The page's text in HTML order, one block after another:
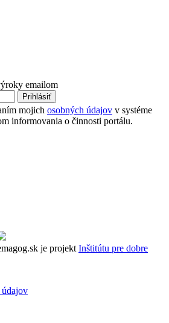
emailom
Prihlásiť
mojich osobných údajov v systéme
informovania o činnosti portálu.
je projekt Inštitútu pre dobre
údajov